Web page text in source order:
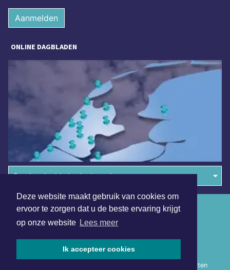
Deze website maakt gebruik van cookies om
ervoor te zorgen dat u de beste ervaring krijgt
op onze website Lees meer
Ik accepteer cookies
Aanmelden
ONLINE DAGBLADEN
Overige dagbladen in de regio
Copyright (c) 2026 | Heerhugowaardsdagblad.nl - Alle rechten
Algemene voorwaarden
Disclaimer